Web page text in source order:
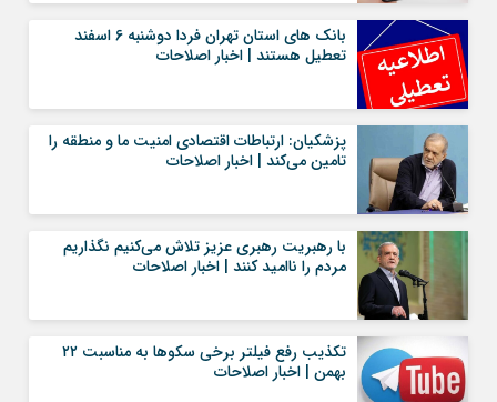
مرا به خاطر بسپار
بانک‌ های استان تهران فردا دوشنبه 6 اسفند
تعطیل هستند | اخبار اصلاحات
پزشکیان: ارتباطات اقتصادی امنیت ما و منطقه را
تامین می‌کند | اخبار اصلاحات
با رهبریت رهبری عزیز تلاش می‌کنیم نگذاریم
مردم را ناامید کنند | اخبار اصلاحات
تکذیب رفع فیلتر برخی سکوها به مناسبت ۲۲
بهمن | اخبار اصلاحات